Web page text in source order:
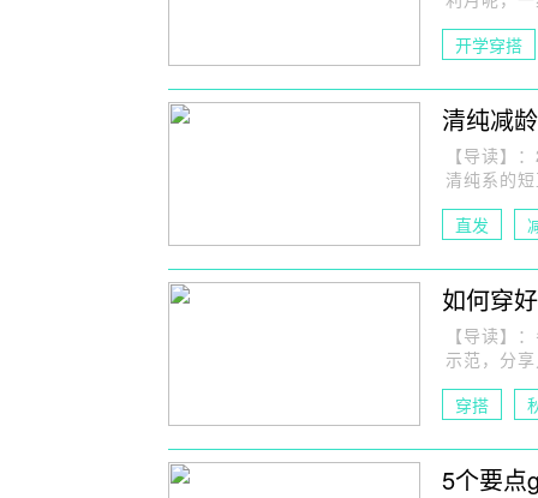
开学穿搭
清纯减
【导读】
清纯系的
直发
如何穿
【导读】
示范，分
穿搭
5个要点